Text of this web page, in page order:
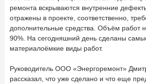
ремонта вскрываются внутренние
отражены в проекте, соответственно,
дополнительные средства. Объём работ
90%. На сегодняшний день сделаны
материалоёмкие виды работ.
Руководитель ООО «Энергоремонт»
рассказал, что уже сделано и что еще